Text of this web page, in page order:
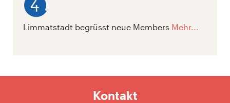
Limmatstadt begrüsst neue Members Mehr...
Kontakt